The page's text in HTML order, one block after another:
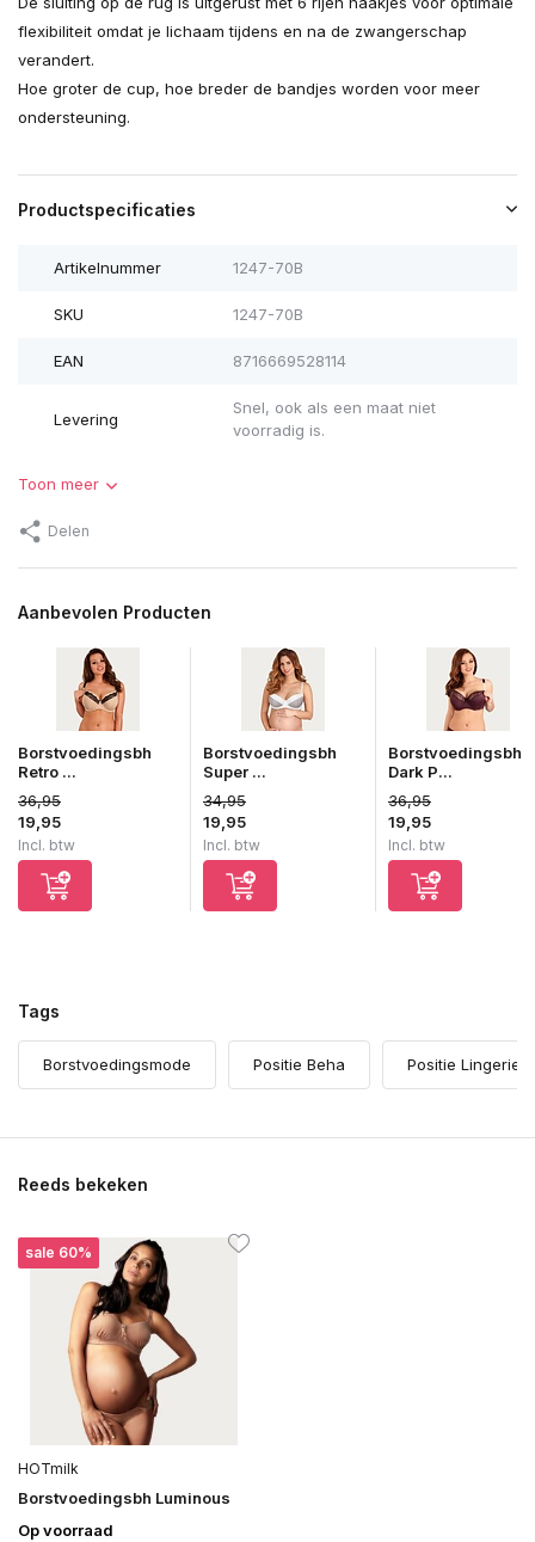
flexibiliteit omdat je lichaam tijdens en na de zwangerschap
verandert.
Hoe groter de cup, hoe breder de bandjes worden voor meer
ondersteuning.
Productspecificaties
Artikelnummer 1247-70B
SKU 1247-70B
EAN 8716669528114
Levering
Snel, ook als een maat niet
voorradig is.
Toon meer
Delen
Aanbevolen Producten
Borstvoedingsbh
Retro ...
36,95
19,95
Incl. btw
Borstvoedingsbh
Super ...
34,95
19,95
Incl. btw
Borstvoedingsbh
Dark P...
36,95
19,95
Incl. btw
Tags
Borstvoedingsmode Positie Beha Positie Lingerie
Reeds bekeken
sale 60%
HOTmilk
Borstvoedingsbh Luminous
Op voorraad